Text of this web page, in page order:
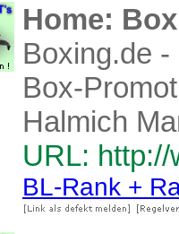
Home:
Boxing.de
Box-
Halmich
URL:
BL-Rank +